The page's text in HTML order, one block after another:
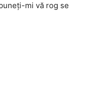
mi vă rog se